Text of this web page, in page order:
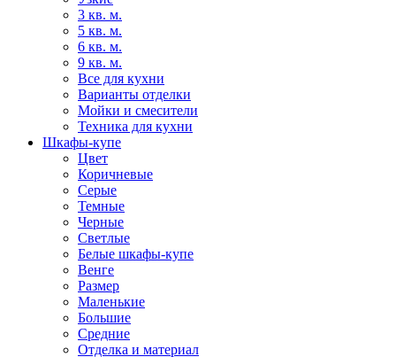
3 кв. м.
5 кв. м.
6 кв. м.
9 кв. м.
Все для кухни
Варианты отделки
Мойки и смесители
Техника для кухни
Шкафы-купе
Цвет
Коричневые
Серые
Темные
Черные
Светлые
Белые шкафы-купе
Венге
Размер
Маленькие
Большие
Средние
Отделка и материал